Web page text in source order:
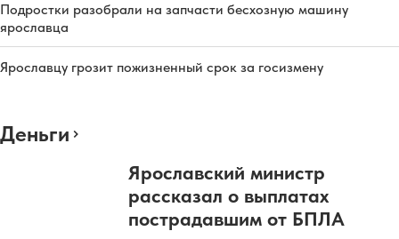
Подростки разобрали на запчасти бесхозную машину
ярославца
Ярославцу грозит пожизненный срок за госизмену
Деньги
Ярославский министр
рассказал о выплатах
пострадавшим от БПЛА